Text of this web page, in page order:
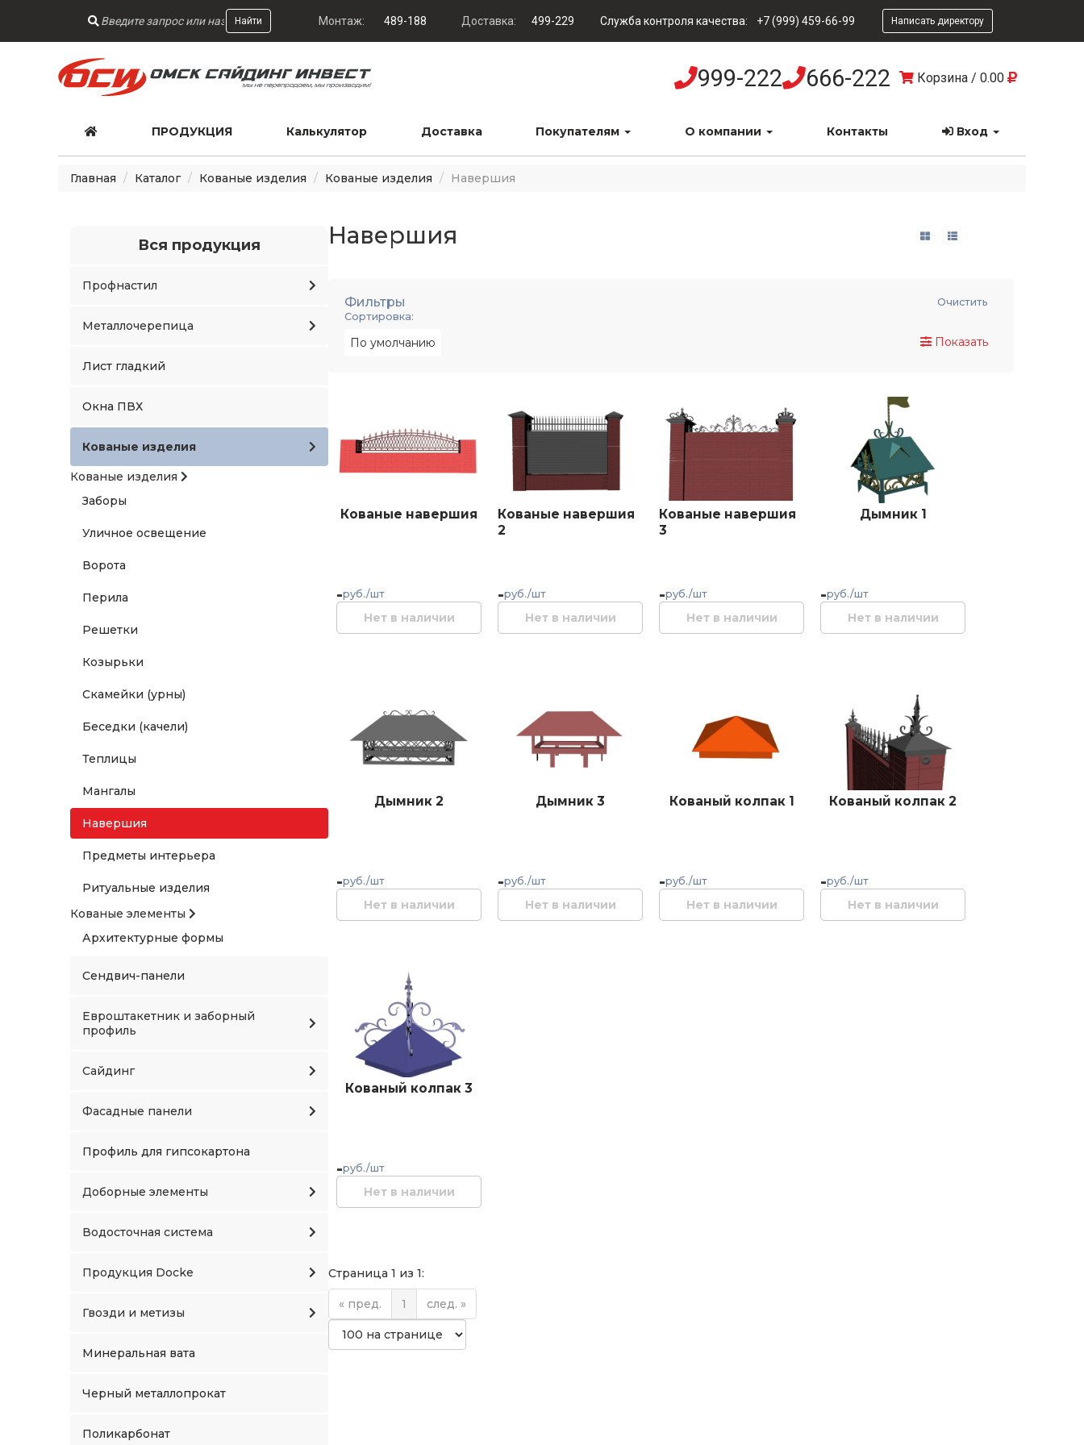
Найти Монтаж: 489-188 Доставка: 499-229 Служба контроля качества: +7 (999) 459-66-99 Написать директору
999-222 666-222 Корзина / 0.00
ПРОДУКЦИЯ Калькулятор Доставка Покупателям О компании Контакты Вход
Главная Каталог Кованые изделия Кованые изделия Навершия
Вся продукция
Профнастил
Металлочерепица
Лист гладкий
Окна ПВХ
Кованые изделия
Кованые изделия
Заборы
Уличное освещение
Ворота
Перила
Решетки
Козырьки
Скамейки (урны)
Беседки (качели)
Теплицы
Мангалы
Навершия
Предметы интерьера
Ритуальные изделия
Кованые элементы
Архитектурные формы
Сендвич-панели
Евроштакетник и заборный
профиль
Сайдинг
Фасадные панели
Профиль для гипсокартона
Доборные элементы
Водосточная система
Продукция Docke
Гвозди и метизы
Минеральная вата
Черный металлопрокат
Поликарбонат
Навершия
Фильтры
Очистить
Сортировка:
По умолчанию Показать
Кованые навершия
-руб./шт
Нет в наличии
Кованые навершия
2
-руб./шт
Нет в наличии
Кованые навершия
3
-руб./шт
Нет в наличии
Дымник 1
-руб./шт
Нет в наличии
Дымник 2
-руб./шт
Нет в наличии
Дымник 3
-руб./шт
Нет в наличии
Кованый колпак 1
-руб./шт
Нет в наличии
Кованый колпак 2
-руб./шт
Нет в наличии
Кованый колпак 3
-руб./шт
Нет в наличии
Страница 1 из 1:
« пред. 1 след. »